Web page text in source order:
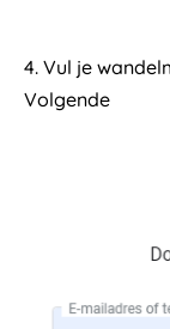
4. Vul je
Volgende